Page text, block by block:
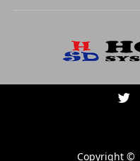
TwitterFacebookInstagramRSS
Copyright ©